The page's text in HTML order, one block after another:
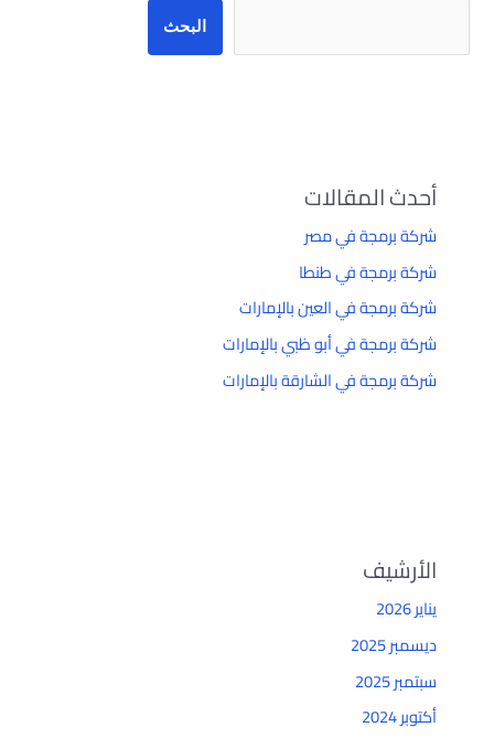
البحث
أحدث المقالات
شركة برمجة في مصر
شركة برمجة في طنطا
شركة برمجة في العين بالإمارات
شركة برمجة في أبو ظبي بالإمارات
شركة برمجة في الشارقة بالإمارات
الأرشيف
يناير 2026
ديسمبر 2025
سبتمبر 2025
أكتوبر 2024